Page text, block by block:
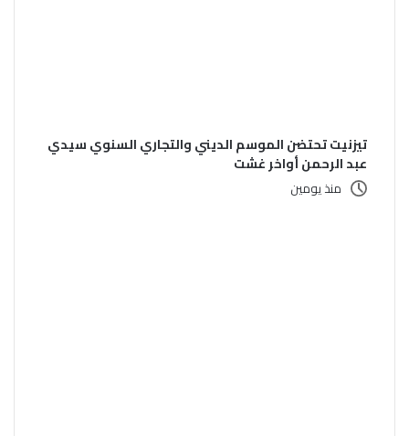
تيزنيت تحتضن الموسم الديني والتجاري السنوي سيدي
عبد الرحمن أواخر غشت
منذ يومين